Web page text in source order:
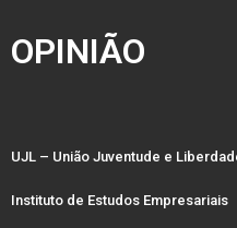
OPINIÃO
UJL – União Juventude e
Instituto de Estudos Empresariais